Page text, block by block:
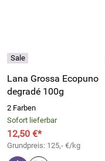
Lana Grossa Ecopuno
degradé 100g
2 Farben
Sofort lieferbar
12,50 €*
Grundpreis: 125,- €/kg